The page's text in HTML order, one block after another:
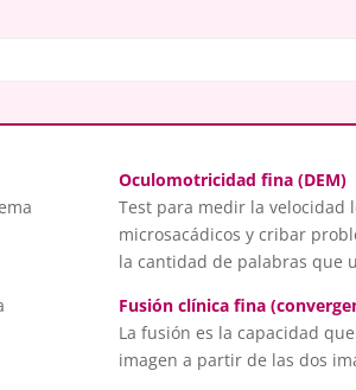
Oculomotricidad fina (DEM)
Test para medir la velocidad
microsacádicos y cribar
la cantidad de palabras que
Fusión clínica fina
La fusión es la capacidad
imagen a partir de las dos